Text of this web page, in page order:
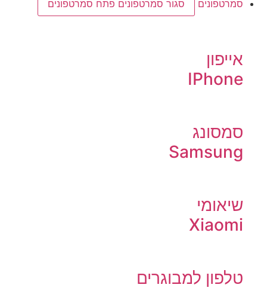
סמרטפונים סגור סמרטפונים פתח סמרטפונים
אייפון
IPhone
סמסונג
Samsung
שיאומי
Xiaomi
טלפון למבוגרים